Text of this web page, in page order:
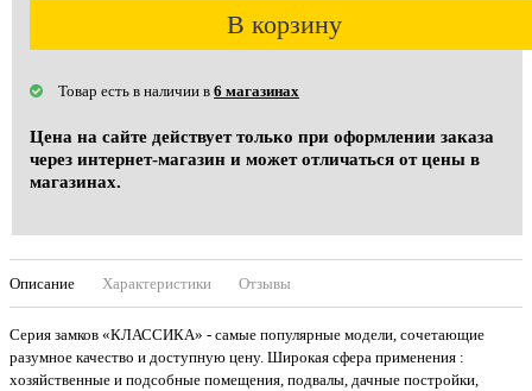
В корзину
Товар есть в наличии в 6 магазинах
Цена на сайте действует только при оформлении заказа
через интернет-магазин и может отличаться от цены в
магазинах.
Описание Характеристики Отзывы
Серия замков «КЛАССИКА» - самые популярные модели, сочетающие
разумное качество и доступную цену. Широкая сфера применения :
хозяйственные и подсобные помещения, подвалы, дачные постройки,